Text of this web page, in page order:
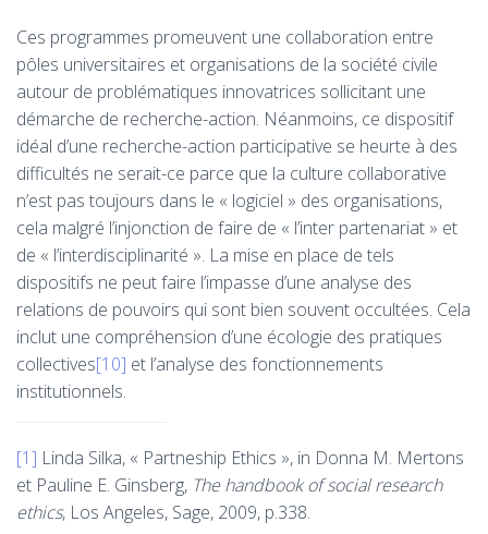
Ces programmes promeuvent une collaboration entre
pôles universitaires et organisations de la société civile
autour de problématiques innovatrices sollicitant une
démarche de recherche-action. Néanmoins, ce dispositif
idéal d’une recherche-action participative se heurte à des
difficultés ne serait-ce parce que la culture collaborative
n’est pas toujours dans le « logiciel » des organisations,
cela malgré l’injonction de faire de « l’inter partenariat » et
de « l’interdisciplinarité ». La mise en place de tels
dispositifs ne peut faire l’impasse d’une analyse des
relations de pouvoirs qui sont bien souvent occultées. Cela
inclut une compréhension d’une écologie des pratiques
collectives[10] et l’analyse des fonctionnements
institutionnels.
[1] Linda Silka, « Partneship Ethics », in Donna M. Mertons
et Pauline E. Ginsberg, The handbook of social research
ethics, Los Angeles, Sage, 2009, p.338.